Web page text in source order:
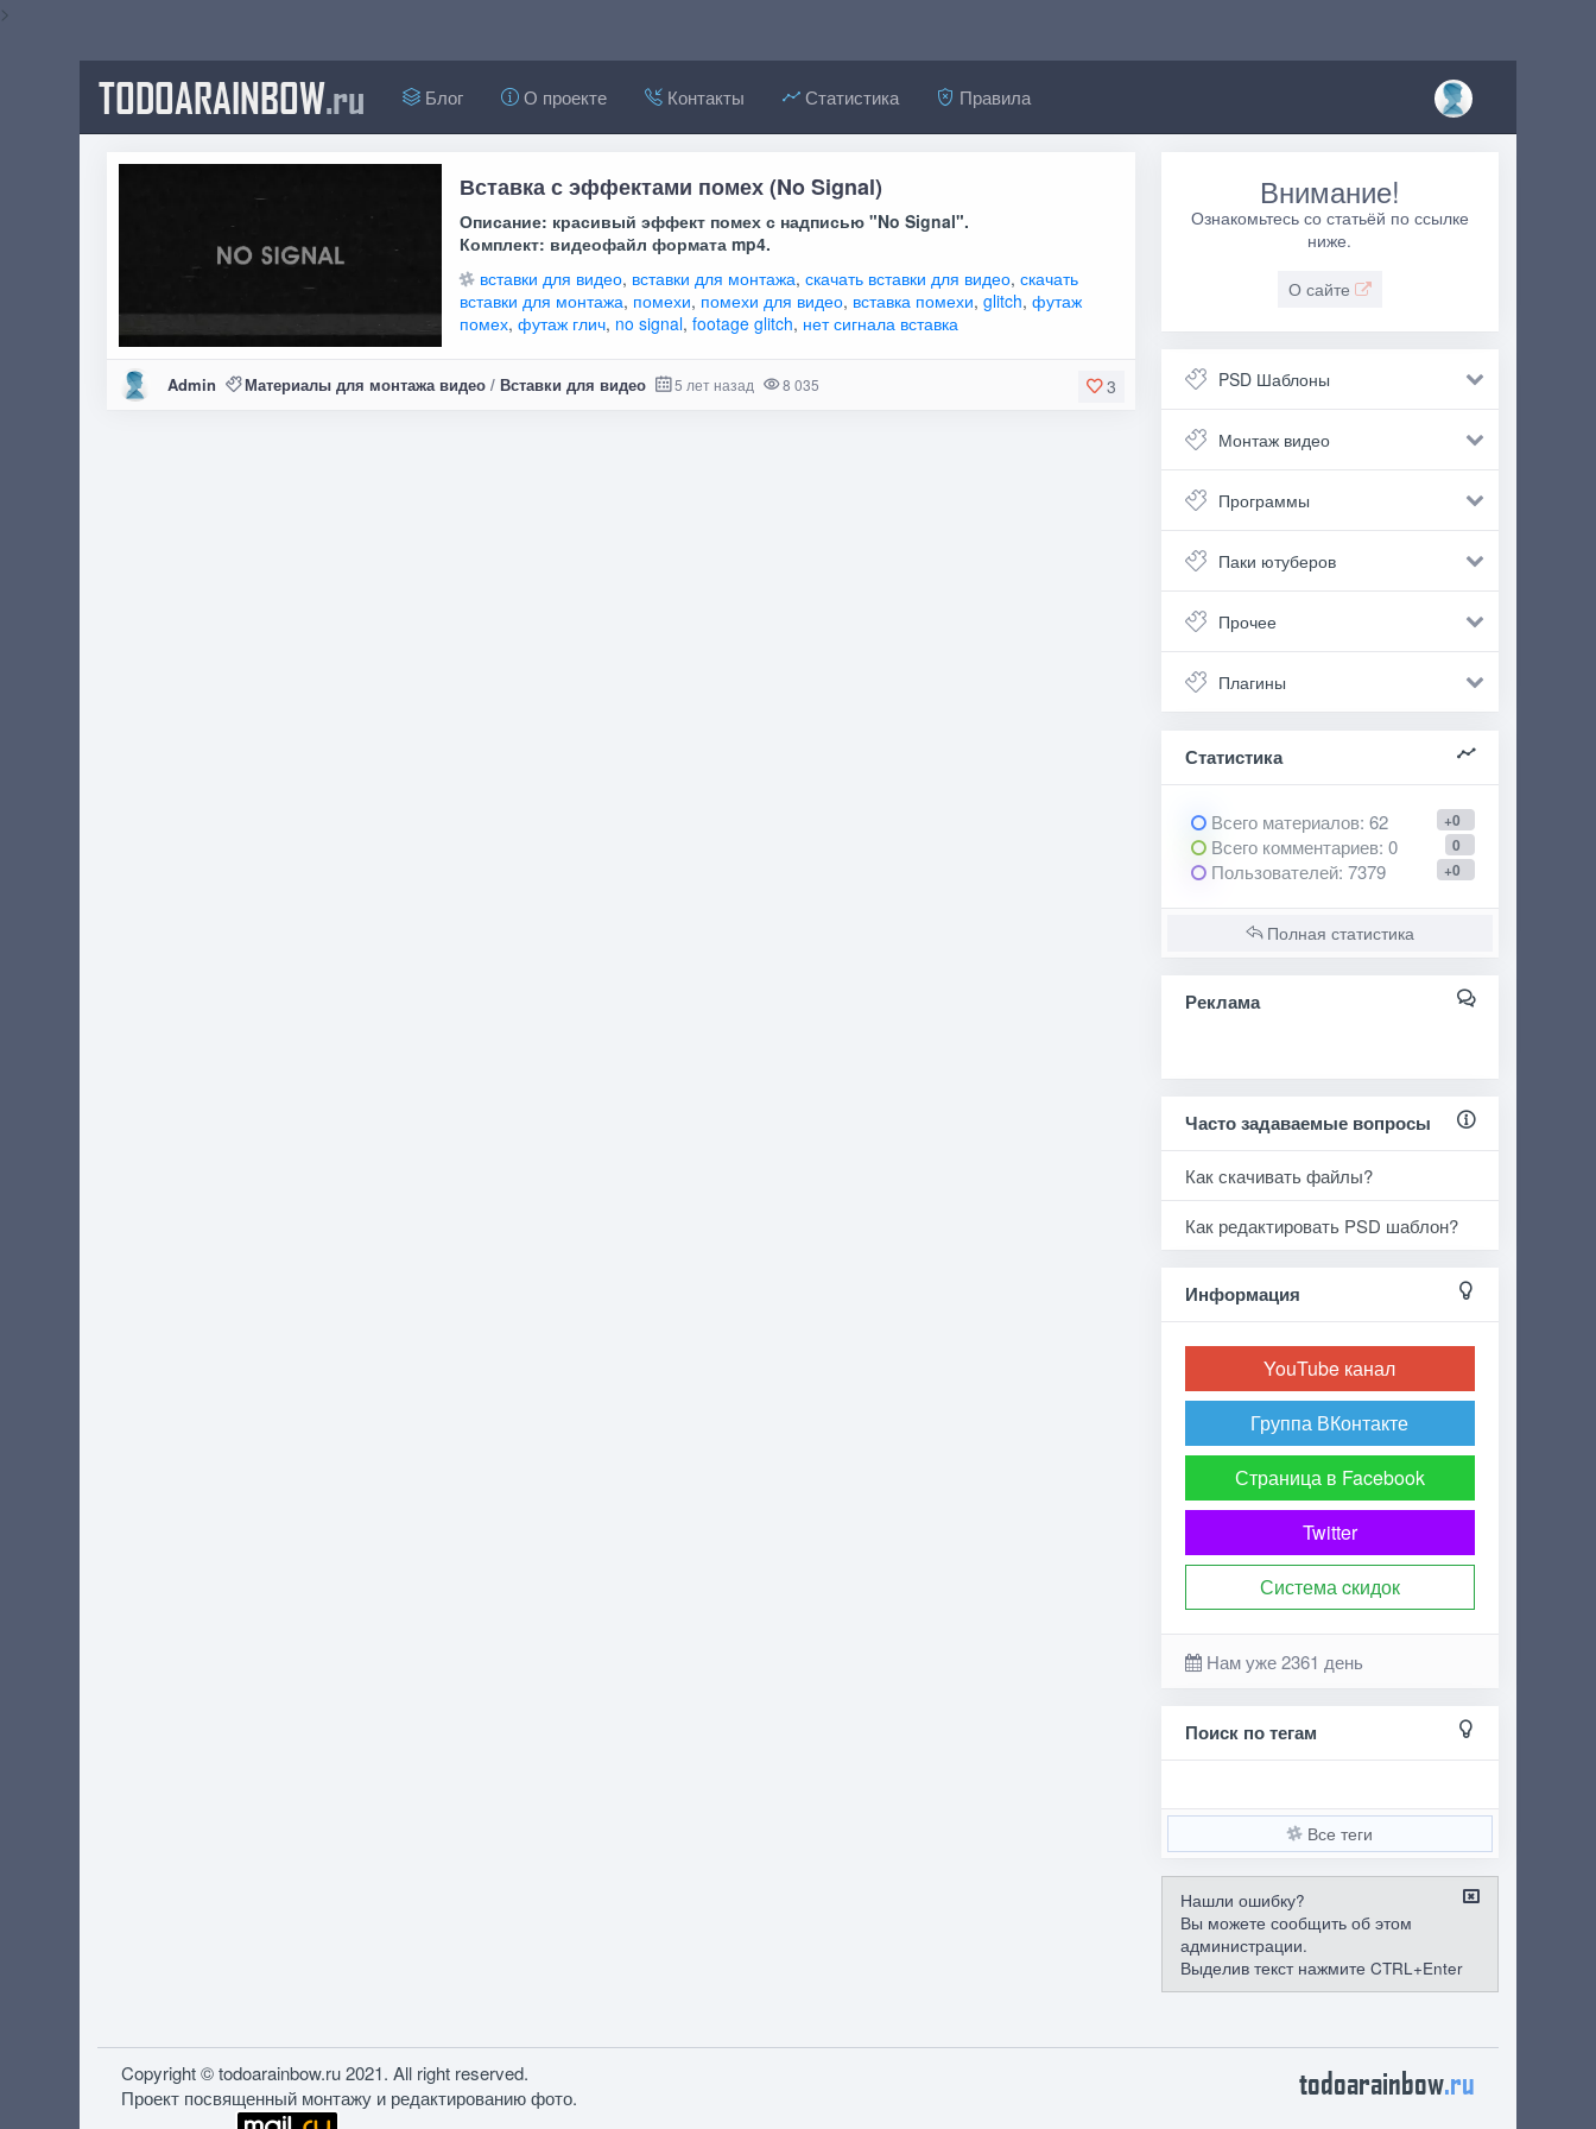
>
TODOARAINBOW.ru Блог О проекте Контакты Статистика Правила
Вставка с эффектами помех (No Signal)
Описание: красивый эффект помех с надписью "No Signal".
Комплект: видеофайл формата mp4.
вставки для видео, вставки для монтажа, скачать вставки для видео, скачать
вставки для монтажа, помехи, помехи для видео, вставка помехи, glitch, футаж
помех, футаж глич, no signal, footage glitch, нет сигнала вставка
3
Admin Материалы для монтажа видео/ Вставки для видео 5 лет назад 8 035
Внимание!
Ознакомьтесь со статьёй по ссылке
ниже.
О сайте
PSD Шаблоны
Монтаж видео
Программы
Паки ютуберов
Прочее
Плагины
Статистика
+0
Всего материалов: 62
0
Всего комментариев: 0
+0
Пользователей: 7379
Полная статистика
Реклама
Часто задаваемые вопросы
Как скачивать файлы?
Как редактировать PSD шаблон?
Информация
YouTube канал
Группа ВКонтакте
Страница в Facebook
Twitter
Система cкидок
Нам уже 2361 день
Поиск по тегам
Все теги
Нашли ошибку?
Вы можете сообщить об этом
администрации.
Выделив текст нажмите CTRL+Enter
todoarainbow.ru
Copyright © todoarainbow.ru 2021. All right reserved.
Проект посвященный монтажу и редактированию фото.